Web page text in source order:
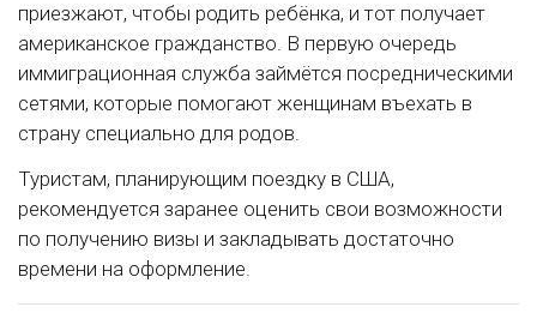
приезжают, чтобы родить ребёнка, и тот получает
американское гражданство. В первую очередь
иммиграционная служба займётся посредническими
сетями, которые помогают женщинам въехать в
страну специально для родов.
Туристам, планирующим поездку в США,
рекомендуется заранее оценить свои возможности
по получению визы и закладывать достаточно
времени на оформление.